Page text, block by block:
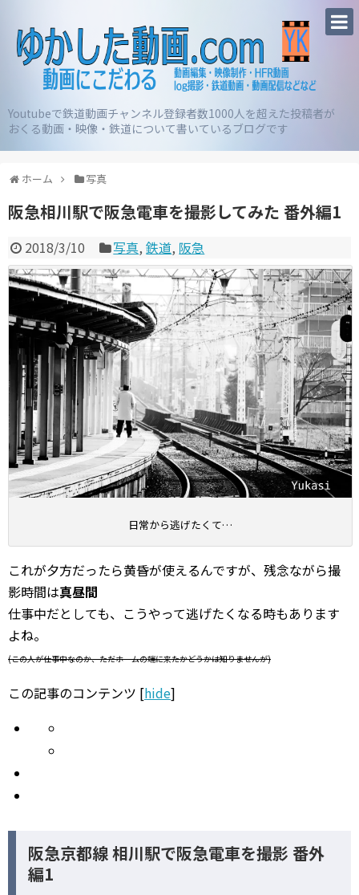
Youtubeで鉄道動画チャンネル登録者数1000人を超えた投稿者が
おくる動画・映像・鉄道について書いているブログです
ホーム 写真
阪急相川駅で阪急電車を撮影してみた 番外編1
2018/3/10 写真,鉄道, 阪急
日常から逃げたくて…
これが夕方だったら黄昏が使えるんですが、残念ながら撮
影時間は真昼間
仕事中だとしても、こうやって逃げたくなる時もあります
よね。
(この人が仕事中なのか、ただホームの端に来たかどうかは知りませんが)
この記事のコンテンツ [hide]
阪急京都線 相川駅で阪急電車を撮影 番外
編1